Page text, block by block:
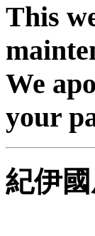
This
We
your
紀伊